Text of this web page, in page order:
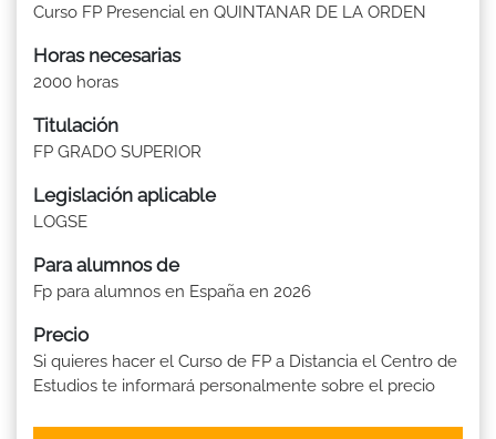
Curso FP Presencial en QUINTANAR DE LA ORDEN
Horas necesarias
2000 horas
Titulación
FP GRADO SUPERIOR
Legislación aplicable
LOGSE
Para alumnos de
Fp para alumnos en España en 2026
Precio
Si quieres hacer el Curso de FP a Distancia el Centro de
Estudios te informará personalmente sobre el precio